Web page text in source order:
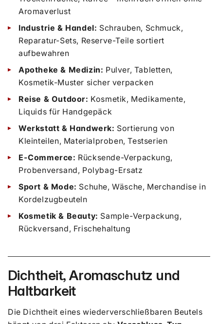
Aromaverlust
Industrie & Handel: Schrauben, Schmuck,
Reparatur-Sets, Reserve-Teile sortiert
aufbewahren
Apotheke & Medizin: Pulver, Tabletten,
Kosmetik-Muster sicher verpacken
Reise & Outdoor: Kosmetik, Medikamente,
Liquids für Handgepäck
Werkstatt & Handwerk: Sortierung von
Kleinteilen, Materialproben, Testserien
E-Commerce: Rücksende-Verpackung,
Probenversand, Polybag-Ersatz
Sport & Mode: Schuhe, Wäsche, Merchandise in
Kordelzugbeuteln
Kosmetik & Beauty: Sample-Verpackung,
Rückversand, Frischehaltung
Dichtheit, Aromaschutz und
Haltbarkeit
Die Dichtheit eines wiederverschließbaren Beutels